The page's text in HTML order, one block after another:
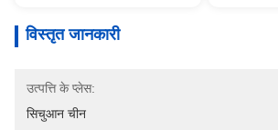
विस्तृत जानकारी
उत्पत्ति के प्लेस:
सिचुआन चीन